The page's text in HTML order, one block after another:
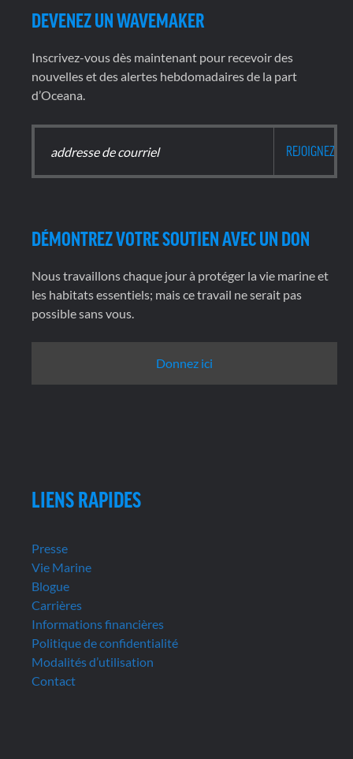
DEVENEZ UN WAVEMAKER
Inscrivez-vous dès maintenant pour recevoir des
nouvelles et des alertes hebdomadaires de la part
d’Oceana.
DÉMONTREZ VOTRE SOUTIEN AVEC UN DON
Nous travaillons chaque jour à protéger la vie marine et
les habitats essentiels; mais ce travail ne serait pas
possible sans vous.
Donnez ici
LIENS RAPIDES
Presse
Vie Marine
Blogue
Carrières
Informations financières
Politique de confidentialité
Modalités d’utilisation
Contact